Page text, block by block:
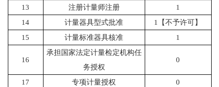
13
注册计量师注册
1
14
计量器具型式批准
1【不予许可】
15
计量标准器具核准 1
16
承担国家法定计量检定机构任
务授权
0
17 专项计量授权
0